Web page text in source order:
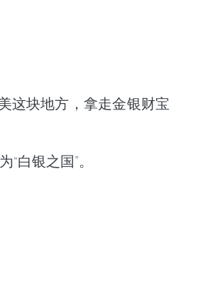
这块地方，拿走金银财宝
白银之国”。